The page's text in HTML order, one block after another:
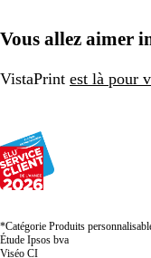
Vous allez aimer
VistaPrint est là pour
*Catégorie Produits
Étude Ipsos bva
Viséo CI